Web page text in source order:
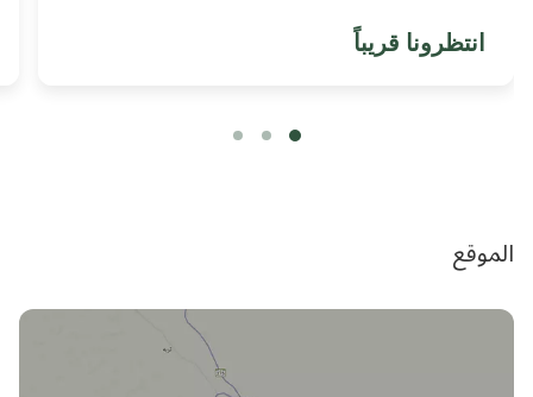
انتظرونا قريباً
الموقع